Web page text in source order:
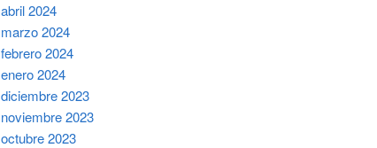
abril 2024
marzo 2024
febrero 2024
enero 2024
diciembre 2023
noviembre 2023
octubre 2023